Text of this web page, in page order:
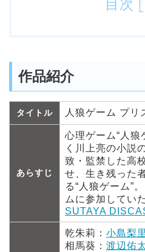
目次 [
作品紹介
タイトル 人狼ゲーム プリ
あらすじ
心理ゲーム“人狼
く川上亮の小説
致・監禁した高
せ、生き残った
る“人狼ゲーム”
ムに参加してい
SUTAYA
乾朱莉： 小島梨
相馬葵： 渡辺佑